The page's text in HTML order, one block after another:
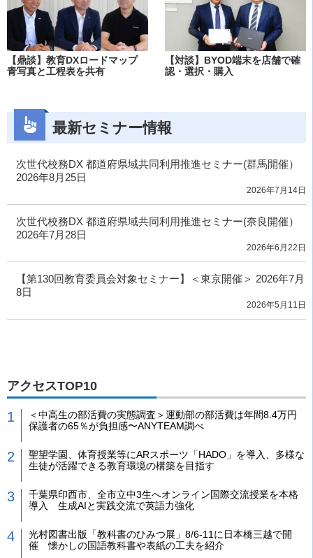
【鼎談】教育DXロードマップ
青写真と工程表を共有
【対談】BYOD端末を店舗で確
認・選択・購入
最新セミナー情報
次世代校務DX 都道府県域共同利用推進セミナー(群馬開催）
2026年8月25日
2026年7月14日
次世代校務DX 都道府県域共同利用推進セミナー(奈良開催）
2026年7月28日
2026年6月22日
【第130回教育委員会対象セミナー】＜東京開催＞ 2026年7月
8日
2026年5月11日
アクセスTOP10
＜中高生の部活費の実態調査＞運動部の部活費は年間8.4万円
保護者の65％が負担感〜ANYTEAM調べ
聖望学園、体育授業等にARスポーツ「HADO」を導入、多様な
生徒が活躍できる教育環境の構築を目指す
千葉県印西市、全市立中3生へオンライン国際交流授業を本格
導入 生成AIと実践交流で英語力強化
光村図書出版「教科書のひみつ展」8/6-11に日本橋三越で開
催 懐かしの国語教科書や表紙の工夫を紹介